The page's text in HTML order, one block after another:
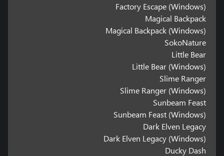
Factory Escape (Windows)
Magical Backpack
Magical Backpack (Windows)
SokoNature
Little Bear
Little Bear (Windows)
Slime Ranger
Slime Ranger (Windows)
Sunbeam Feast
Sunbeam Feast (Windows)
Dark Elven Legacy
Dark Elven Legacy (Windows)
Ducky Dash